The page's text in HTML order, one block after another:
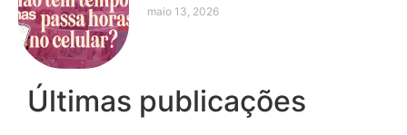
maio 13, 2026
Últimas publicações